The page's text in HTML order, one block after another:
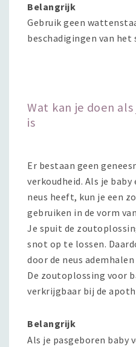
Belangrijk
Gebruik geen
beschadigingen van
Wat kan je doen
is
Er bestaan geen
verkoudheid. Als je
neus heeft, kun je een
gebruiken in de vorm
Je spuit de
snot op te lossen.
door de neus
De zoutoplossing voor
verkrijgbaar bij de
Belangrijk
Als je pasgeboren baby